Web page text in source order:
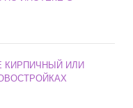
КИРПИЧНЫЙ ИЛИ